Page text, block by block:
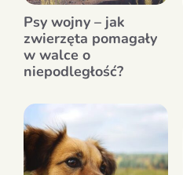
Psy wojny – jak
zwierzęta pomagały
w walce o
niepodległość?